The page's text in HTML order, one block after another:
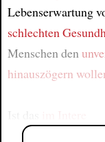
Lebenserwartung
schlechten
Menschen den
hinauszögern